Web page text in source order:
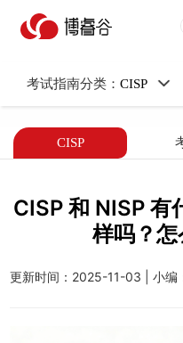
CISP 和
别？报考要
选更合适？
考试指南分类： CISP
CISP
CISP 和 NISP 有
样吗？怎
更新时间：2025-11-03 | 小编